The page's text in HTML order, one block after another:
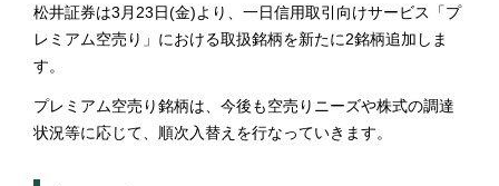
松井証券は3月23日(金)より、一日信用取引向けサービス「プ
レミアム空売り」における取扱銘柄を新たに2銘柄追加しま
す。
プレミアム空売り銘柄は、今後も空売りニーズや株式の調達
状況等に応じて、順次入替えを行なっていきます。